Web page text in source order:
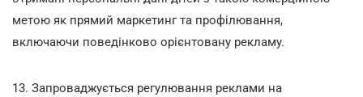
метою як прямий маркетинг та профілювання,
включаючи поведінково орієнтовану рекламу.
13. Запроваджується регулювання реклами на